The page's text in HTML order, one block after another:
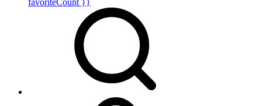
favoriteCount }}